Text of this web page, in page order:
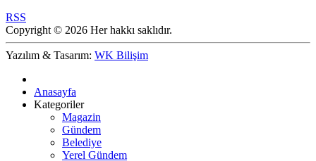
RSS
Copyright © 2026 Her hakkı saklıdır.
Yazılım & Tasarım: WK Bilişim
Anasayfa
Kategoriler
Magazin
Gündem
Belediye
Yerel Gündem